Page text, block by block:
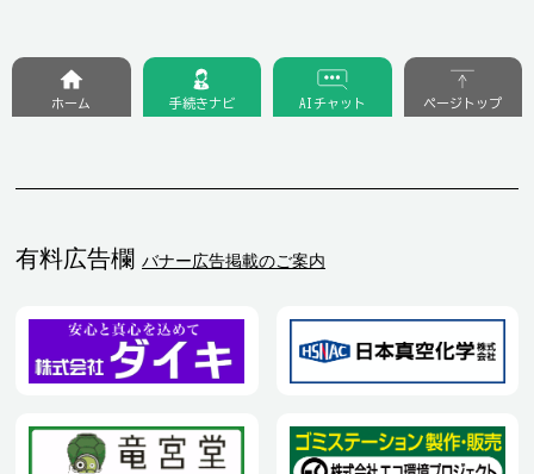
有料広告欄 バナー広告掲載のご案内
ホーム 手続きナビ AIチャット ページトップ